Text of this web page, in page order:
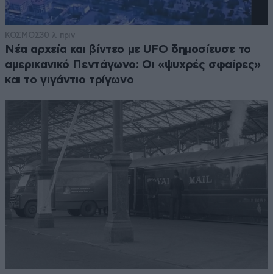
ΚΟΣΜΟΣ30 λ. πριν
Νέα αρχεία και βίντεο με UFO δημοσίευσε το
αμερικανικό Πεντάγωνο: Οι «ψυχρές σφαίρες»
και το γιγάντιο τρίγωνο